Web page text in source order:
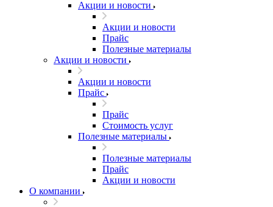
Акции и новости
Акции и новости
Прайс
Полезные материалы
Акции и новости
Акции и новости
Прайс
Прайс
Стоимость услуг
Полезные материалы
Полезные материалы
Прайс
Акции и новости
О компании